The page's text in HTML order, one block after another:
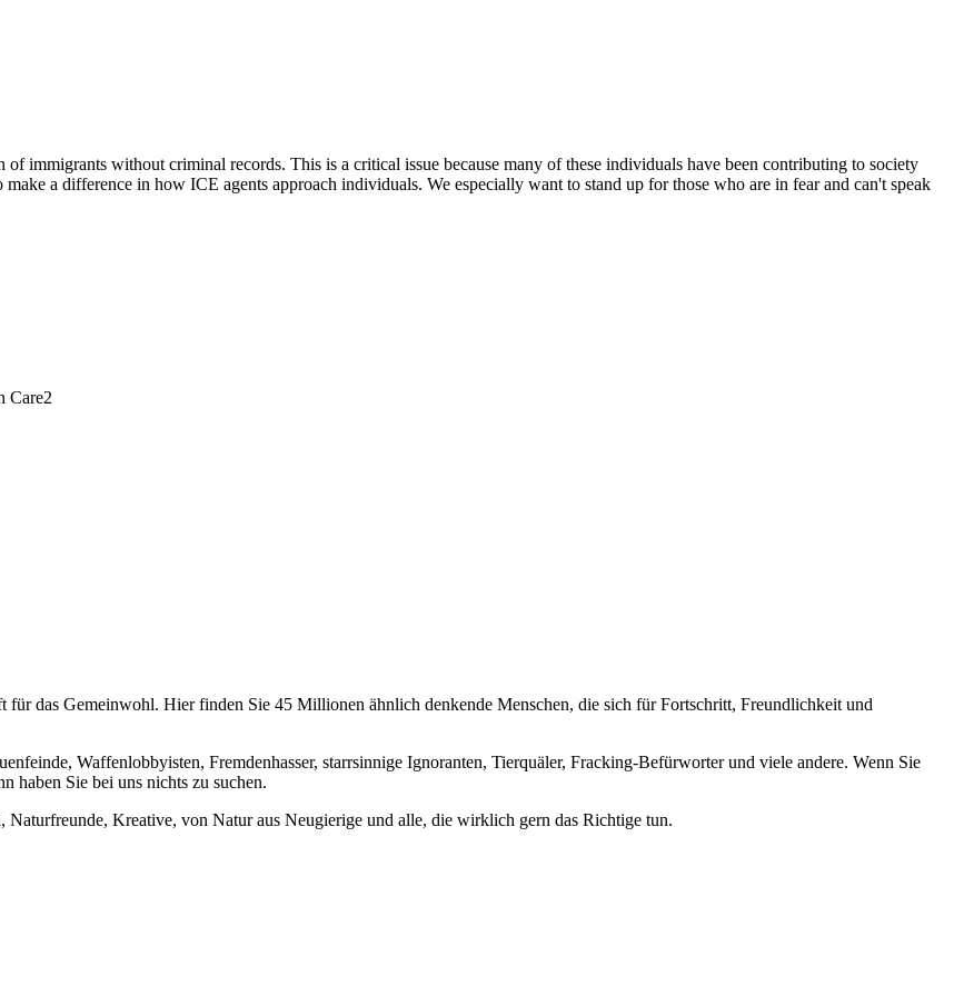
of immigrants without criminal records. This is a critical issue because many of these individuals have been contributing to society
a difference in how ICE agents approach individuals. We especially want to stand up for those who are in fear and can't speak
Care2
für das Gemeinwohl. Hier finden Sie 45 Millionen ähnlich denkende Menschen, die sich für Fortschritt, Freundlichkeit und
Waffenlobbyisten, Fremdenhasser, starrsinnige Ignoranten, Tierquäler, Fracking-Befürworter und viele andere. Wenn Sie
haben Sie bei uns nichts zu suchen.
Naturfreunde, Kreative, von Natur aus Neugierige und alle, die wirklich gern das Richtige tun.